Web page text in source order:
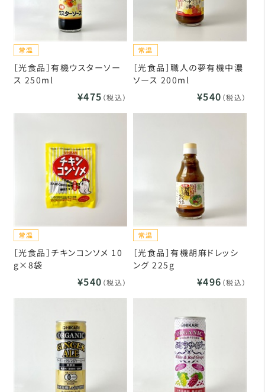
［光食品］有機ウスターソー
ス 250ml
¥475 （税込）
［光食品］職人の夢有機中濃
ソース 200ml
¥540 （税込）
［光食品］チキンコンソメ 10
g×8袋
¥540 （税込）
［光食品］有機胡麻ドレッシ
ング 225g
¥496 （税込）